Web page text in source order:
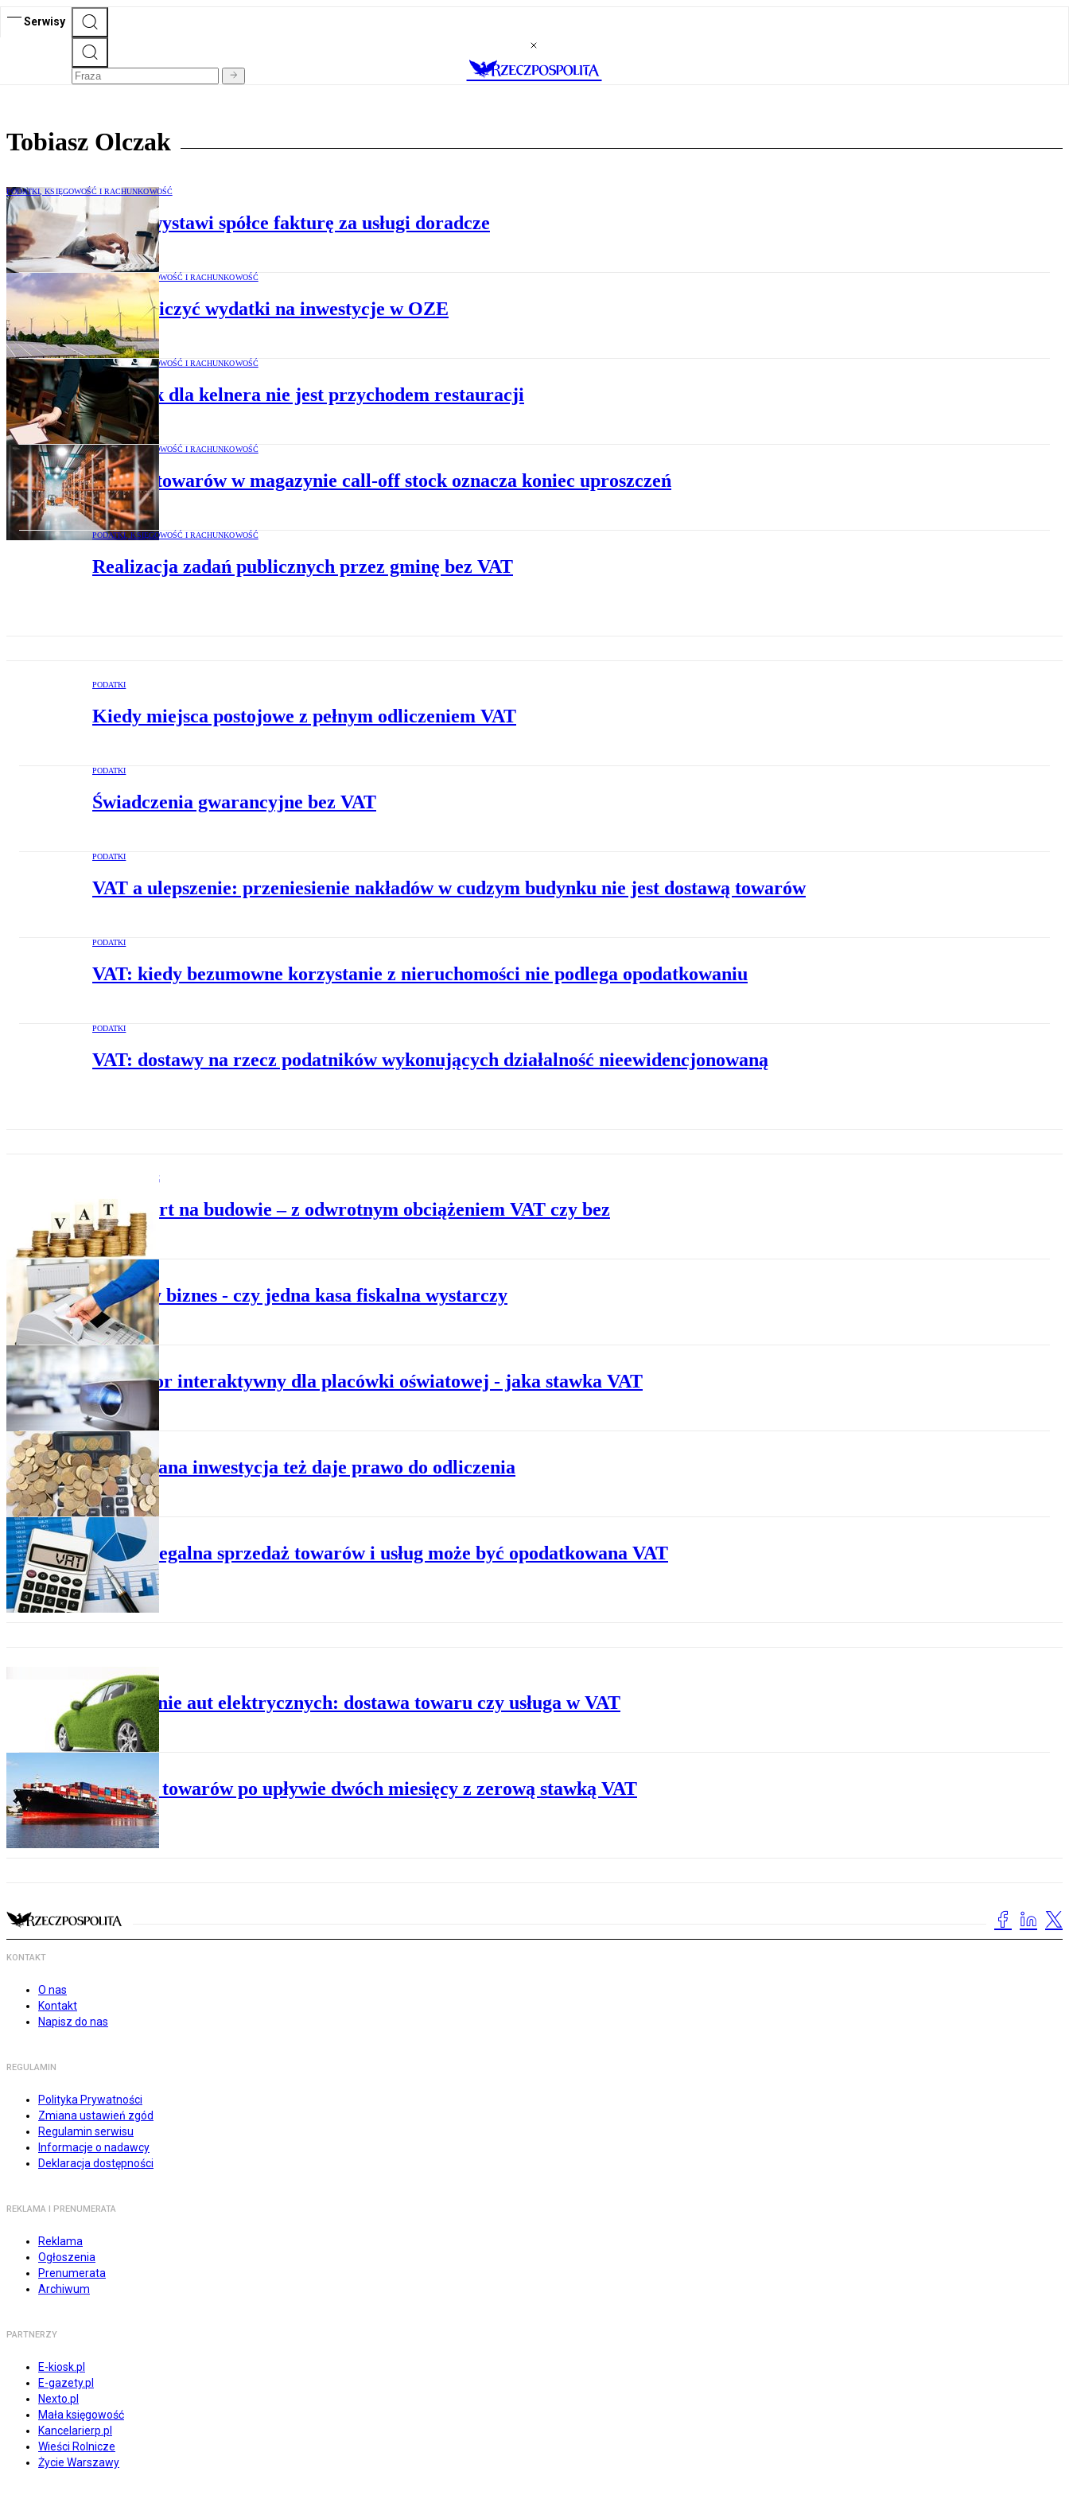
Serwisy
Tobiasz Olczak
PODATKI, KSIĘGOWOŚĆ I RACHUNKOWOŚĆ
Członek zarządu wystawi spółce fakturę za usługi doradcze
PODATKI, KSIĘGOWOŚĆ I RACHUNKOWOŚĆ
Jak rozliczyć wydatki na inwestycje w OZE
PODATKI, KSIĘGOWOŚĆ I RACHUNKOWOŚĆ
Napiwek dla kelnera nie jest przychodem restauracji
PODATKI, KSIĘGOWOŚĆ I RACHUNKOWOŚĆ
Ubytek towarów w magazynie call-off stock oznacza koniec uproszczeń
PODATKI, KSIĘGOWOŚĆ I RACHUNKOWOŚĆ
Realizacja zadań publicznych przez gminę bez VAT
PODATKI
Kiedy miejsca postojowe z pełnym odliczeniem VAT
PODATKI
Świadczenia gwarancyjne bez VAT
PODATKI
VAT a ulepszenie: przeniesienie nakładów w cudzym budynku nie jest dostawą towarów
PODATKI
VAT: kiedy bezumowne korzystanie z nieruchomości nie podlega opodatkowaniu
PODATKI
VAT: dostawy na rzecz podatników wykonujących działalność nieewidencjonowaną
PRAWO W FIRMIE
Transport na budowie – z odwrotnym obciążeniem VAT czy bez
PODATKI
Mobilny biznes - czy jedna kasa fiskalna wystarczy
PODATKI
Projektor interaktywny dla placówki oświatowej - jaka stawka VAT
PODATKI
Zaniechana inwestycja też daje prawo do odliczenia
PODATKI
Czy nielegalna sprzedaż towarów i usług może być opodatkowana VAT
Ładowanie aut elektrycznych: dostawa towaru czy usługa w VAT
Eksport towarów po upływie dwóch miesięcy z zerową stawką VAT
KONTAKT
O nas
Kontakt
Napisz do nas
REGULAMIN
Polityka Prywatności
Zmiana ustawień zgód
Regulamin serwisu
Informacje o nadawcy
Deklaracja dostępności
REKLAMA I PRENUMERATA
Reklama
Ogłoszenia
Prenumerata
Archiwum
PARTNERZY
E-kiosk.pl
E-gazety.pl
Nexto.pl
Mała księgowość
Kancelarierp.pl
Wieści Rolnicze
Życie Warszawy